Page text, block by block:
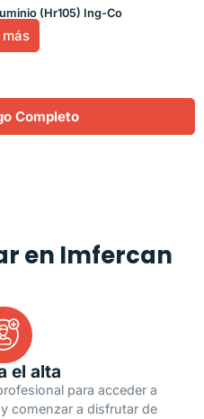
(Hr105) Ing-Co
Completo
en Imfercan
el alta
para acceder a
comenzar a disfrutar de